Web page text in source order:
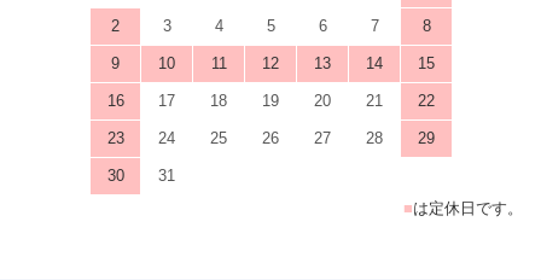
2 3 4 5 6 7 8
9 10 11 12 13 14 15
16 17 18 19 20 21 22
23 24 25 26 27 28 29
30
31
■は定休日です。